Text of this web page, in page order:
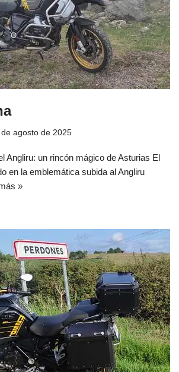
agosto de 2025
Angliru: un rincón mágico de Asturias El
en la emblemática subida al Angliru
»